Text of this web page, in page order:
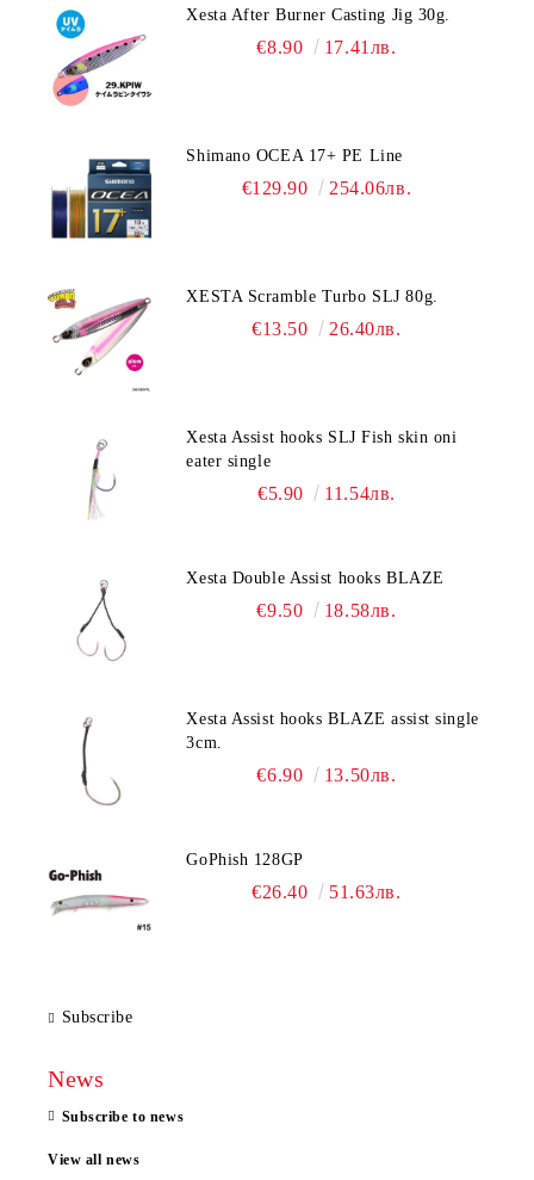
Xesta After Burner Casting Jig 30g.
€8.90 17.41лв.
Shimano OCEA 17+ PE Line
€129.90 254.06лв.
XESTA Scramble Turbo SLJ 80g.
€13.50 26.40лв.
Xesta Assist hooks SLJ Fish skin oni
eater single
€5.90 11.54лв.
Xesta Double Assist hooks BLAZE
€9.50 18.58лв.
Xesta Assist hooks BLAZE assist single
3cm.
€6.90 13.50лв.
GoPhish 128GP
€26.40 51.63лв.
Subscribe
News
Subscribe to news
View all news